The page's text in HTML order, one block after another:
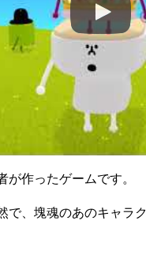
が作ったゲームです。
で、塊魂のあのキャラ